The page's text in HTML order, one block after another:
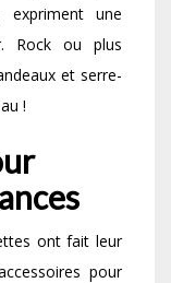
expriment une
Rock ou plus
et serre-
!
ont fait leur
pour